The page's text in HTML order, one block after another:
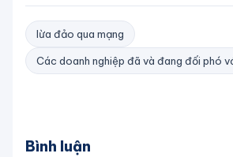
lừa đảo qua mạng
Các doanh nghiệp đã và đang đối phó
Bình luận